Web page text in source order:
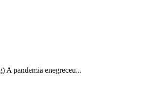
A pandemia enegreceu...